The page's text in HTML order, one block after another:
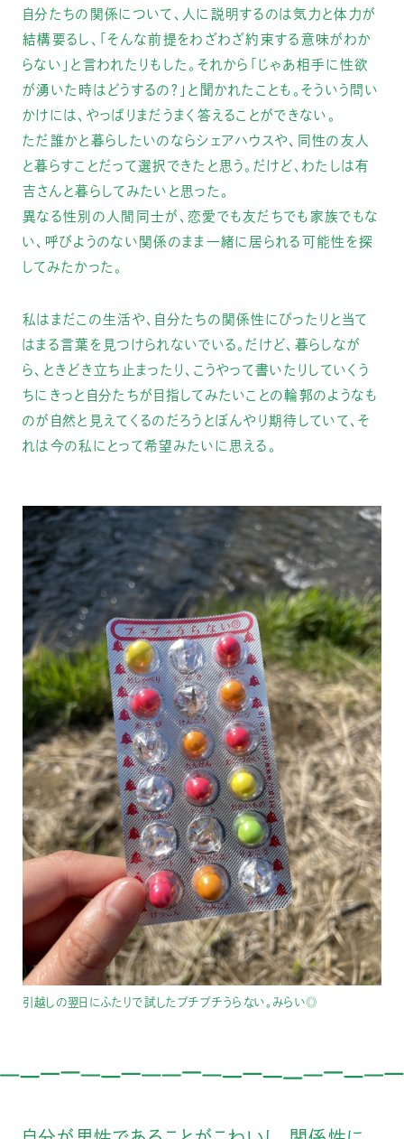
自分たちの関係について、人に説明するのは気力と体力が
結構要るし、「そんな前提をわざわざ約束する意味がわか
らない」と言われたりもした。それから「じゃあ相手に性欲
が湧いた時はどうするの？」と聞かれたことも。そういう問い
かけには、やっぱりまだうまく答えることができない。
ただ誰かと暮らしたいのならシェアハウスや、同性の友人
と暮らすことだって選択できたと思う。だけど、わたしは有
吉さんと暮らしてみたいと思った。
異なる性別の人間同士が、恋愛でも友だちでも家族でもな
い、呼びようのない関係のまま一緒に居られる可能性を探
してみたかった。
私はまだこの生活や、自分たちの関係性にぴったりと当て
はまる言葉を見つけられないでいる。だけど、暮らしなが
ら、ときどき立ち止まったり、こうやって書いたりしていくう
ちにきっと自分たちが目指してみたいことの輪郭のようなも
のが自然と見えてくるのだろうとぼんやり期待していて、そ
れは今の私にとって希望みたいに思える。
引越しの翌日にふたりで試したプチプチうらない。みらい◎